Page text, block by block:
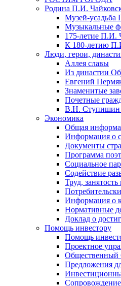
Родина П.И.
Музей-усадьба
Музыкальные
175-летие П.И.
К 180-летию
Люди, герои,
Аллея славы
Из династии
Евгений
Знаменитые
Почетные
В.Н. Ступишин
Экономика
Общая
Информация о
Документы
Программа
Социальное
Содействие
Труд,
Информация о
Нормативные
Доклад о
Помощь инвестору
Помощь
Проектное
Общественный
Предложения